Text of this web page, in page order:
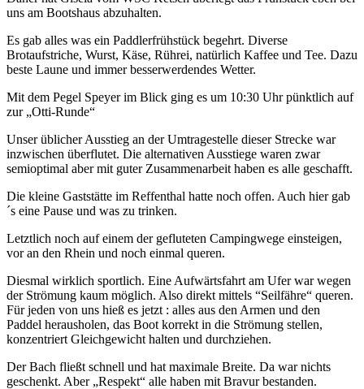
uns am Bootshaus abzuhalten.
Es gab alles was ein Paddlerfrühstück begehrt. Diverse
Brotaufstriche, Wurst, Käse, Rührei, natürlich Kaffee und Tee. Dazu
beste Laune und immer besserwerdendes Wetter.
Mit dem Pegel Speyer im Blick ging es um 10:30 Uhr pünktlich auf
zur „Otti-Runde“
Unser üblicher Ausstieg an der Umtragestelle dieser Strecke war
inzwischen überflutet. Die alternativen Ausstiege waren zwar
semioptimal aber mit guter Zusammenarbeit haben es alle geschafft.
Die kleine Gaststätte im Reffenthal hatte noch offen. Auch hier gab
´s eine Pause und was zu trinken.
Letztlich noch auf einem der gefluteten Campingwege einsteigen,
vor an den Rhein und noch einmal queren.
Diesmal wirklich sportlich. Eine Aufwärtsfahrt am Ufer war wegen
der Strömung kaum möglich. Also direkt mittels “Seilfähre“ queren.
Für jeden von uns hieß es jetzt : alles aus den Armen und den
Paddel herausholen, das Boot korrekt in die Strömung stellen,
konzentriert Gleichgewicht halten und durchziehen.
Der Bach fließt schnell und hat maximale Breite. Da war nichts
geschenkt. Aber „Respekt“ alle haben mit Bravur bestanden.